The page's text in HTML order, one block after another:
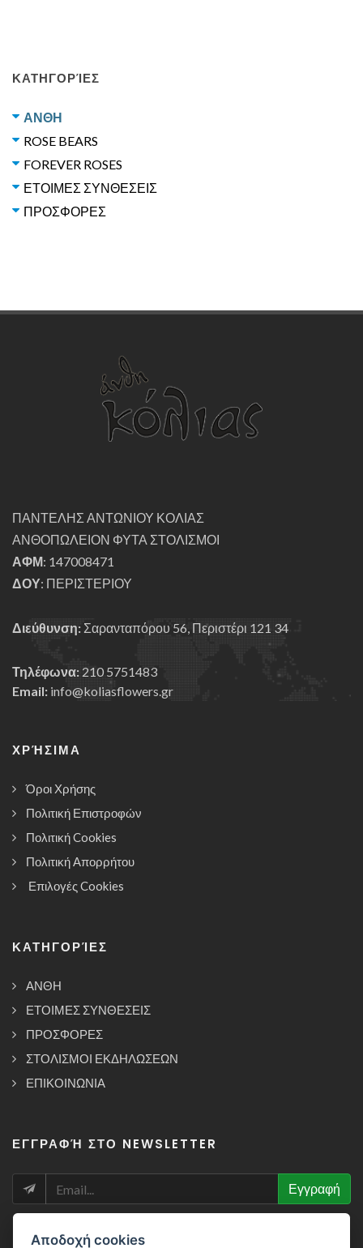
ΚΑΤΗΓΟΡΊΕΣ
ΑΝΘΗ
ROSE BEARS
FOREVER ROSES
ΕΤΟΙΜΕΣ ΣΥΝΘΕΣΕΙΣ
ΠΡΟΣΦΟΡΕΣ
ΠΑΝΤΕΛΗΣ ΑΝΤΩΝΙΟΥ ΚΟΛΙΑΣ
ΑΝΘΟΠΩΛΕΙΟΝ ΦΥΤΑ ΣΤΟΛΙΣΜΟΙ
ΑΦΜ: 147008471
ΔΟΥ: ΠΕΡΙΣΤΕΡΙΟΥ
Διεύθυνση: Σαρανταπόρου 56, Περιστέρι 121 34
Τηλέφωνα: 210 5751483
Email: info@koliasflowers.gr
ΧΡΉΣΙΜΑ
Όροι Χρήσης
Πολιτική Επιστροφών
Πολιτική Cookies
Πολιτική Απορρήτου
Επιλογές Cookies
ΚΑΤΗΓΟΡΊΕΣ
ΑΝΘΗ
ΕΤΟΙΜΕΣ ΣΥΝΘΕΣΕΙΣ
ΠΡΟΣΦΟΡΕΣ
ΣΤΟΛΙΣΜΟΙ ΕΚΔΗΛΩΣΕΩΝ
ΕΠΙΚΟΙΝΩΝΙΑ
ΕΓΓΡΑΦΉ ΣΤΟ NEWSLETTER
NEWSLETTER
Εγγραφή
Αποδοχή cookies